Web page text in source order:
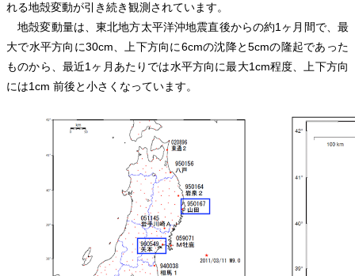
れる地殻変動が引き続き観測されています。
地殻変動量は、東北地方太平洋沖地震直後からの約1ヶ月間で、最
大で水平方向に30cm、上下方向に6cmの沈降と5cmの隆起であった
ものから、最近1ヶ月あたりでは水平方向に最大1cm程度、上下方向
には1cm 前後と小さくなっています。